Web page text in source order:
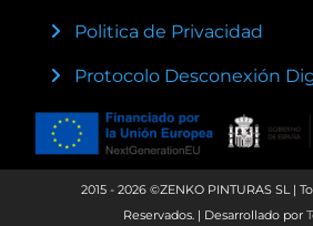
Politica de Privacidad
Protocolo Desconexión
2015 - 2026 ©ZENKO PINTURAS SL |
Reservados. | Desarrollado por